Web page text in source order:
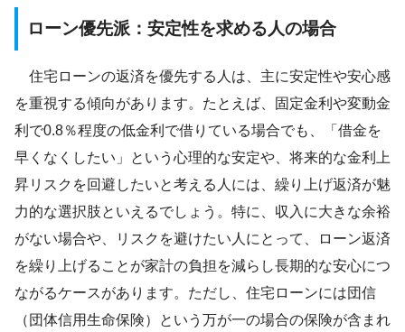
ローン優先派：安定性を求める人の場合
住宅ローンの返済を優先する人は、主に安定性や安心感
を重視する傾向があります。たとえば、固定金利や変動金
利で0.8％程度の低金利で借りている場合でも、「借金を
早くなくしたい」という心理的な安定や、将来的な金利上
昇リスクを回避したいと考える人には、繰り上げ返済が魅
力的な選択肢といえるでしょう。特に、収入に大きな余裕
がない場合や、リスクを避けたい人にとって、ローン返済
を繰り上げることが家計の負担を減らし長期的な安心につ
ながるケースがあります。ただし、住宅ローンには団信
（団体信用生命保険）という万が一の場合の保険が含まれ